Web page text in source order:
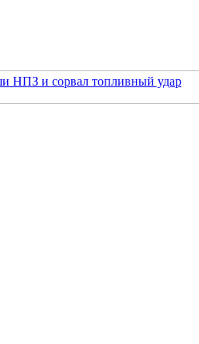
НПЗ и сорвал топливный удар